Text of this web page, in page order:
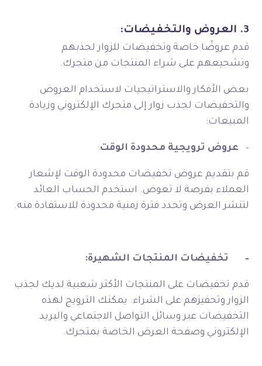
3. العروض والتخفيضات:
قدم عروضًا خاصة وتخفيضات للزوار لجذبهم
وتشجيعهم على شراء المنتجات من متجرك.
بعض الأفكار والاستراتيجيات لاستخدام العروض
والتخفيضات لجذب زوار إلى متجرك الإلكتروني وزيادة
المبيعات:
– عروض ترويجية محدودة الوقت:
قم بتقديم عروض تخفيضات محدودة الوقت لإشعار
العملاء بفرصة لا تعوض. استخدم الحساب العائد
لتنشر العرض وتحدد فترة زمنية محدودة للاستفادة منه.
– تخفيضات المنتجات الشهيرة:
قدم تخفيضات على المنتجات الأكثر شعبية لديك لجذب
الزوار وتحفيزهم على الشراء. يمكنك الترويج لهذه
التخفيضات عبر وسائل التواصل الاجتماعي والبريد
الإلكتروني وصفحة العرض الخاصة بمتجرك.